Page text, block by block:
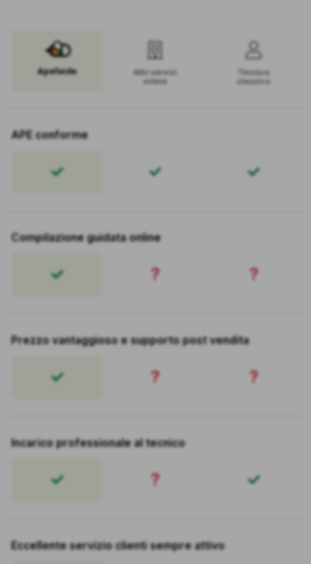
Apefacile
Altri servizi
online
Tecnico
classico
APE conforme
Compilazione guidata online
? ?
Prezzo vantaggioso e supporto post vendita
? ?
Incarico professionale al tecnico
?
Eccellente servizio clienti sempre attivo